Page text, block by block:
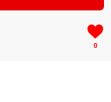
0